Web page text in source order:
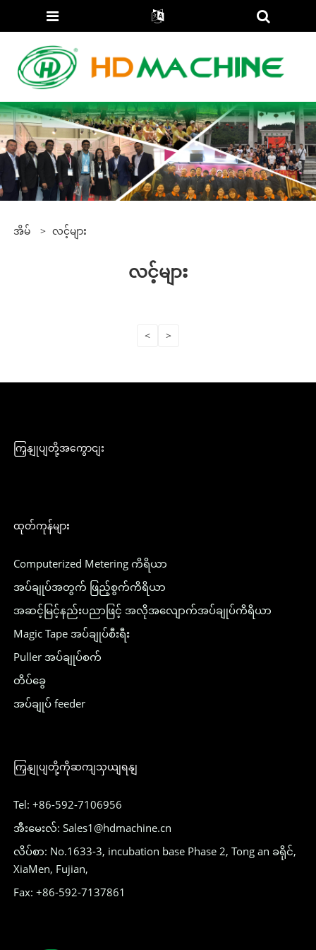
အိမ် > လင့်များ
လင့်များ
< >
ကြှနျုပျတို့အကွောငျး
ထုတ်ကုန်များ
Computerized Metering ကိရိယာ
အပ်ချုပ်အတွက် ဖြည့်စွက်ကိရိယာ
အဆင့်မြင့်နည်းပညာဖြင့် အလိုအလျောက်အပ်ချုပ်ကိရိယာ
Magic Tape အပ်ချုပ်စီးရီး
Puller အပ်ချုပ်စက်
တိပ်ခွေ
အပ်ချုပ် feeder
ကြှနျုပျတို့ကိုဆကျသှယျရနျ
Tel: +86-592-7106956
အီးမေးလ်: Sales1@hdmachine.cn
လိပ်စာ: No.1633-3, incubation base Phase 2, Tong an ခရိုင်,
XiaMen, Fujian,
Fax: +86-592-7137861